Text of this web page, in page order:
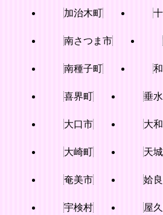
加治木町
南さつま市
南種子町
喜界町 垂
大口市 大
大崎町 天
奄美市 姶
宇検村 屋